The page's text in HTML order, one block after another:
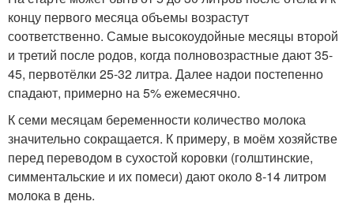
концу первого месяца объемы возрастут
соответственно. Самые высокоудойные месяцы второй
и третий после родов, когда полновозрастные дают 35-
45, первотёлки 25-32 литра. Далее надои постепенно
спадают, примерно на 5% ежемесячно.
К семи месяцам беременности количество молока
значительно сокращается. К примеру, в моём хозяйстве
перед переводом в сухостой коровки (голштинские,
симментальские и их помеси) дают около 8-14 литром
молока в день.